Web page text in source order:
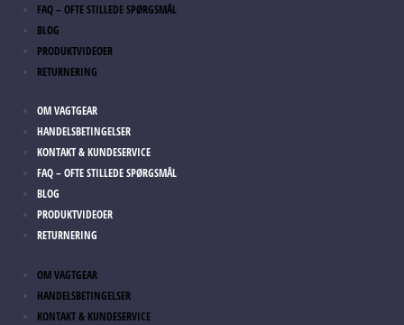
FAQ – OFTE STILLEDE SPØRGSMÅL
BLOG
PRODUKTVIDEOER
RETURNERING
OM VAGTGEAR
HANDELSBETINGELSER
KONTAKT & KUNDESERVICE
FAQ – OFTE STILLEDE SPØRGSMÅL
BLOG
PRODUKTVIDEOER
RETURNERING
OM VAGTGEAR
HANDELSBETINGELSER
KONTAKT & KUNDESERVICE